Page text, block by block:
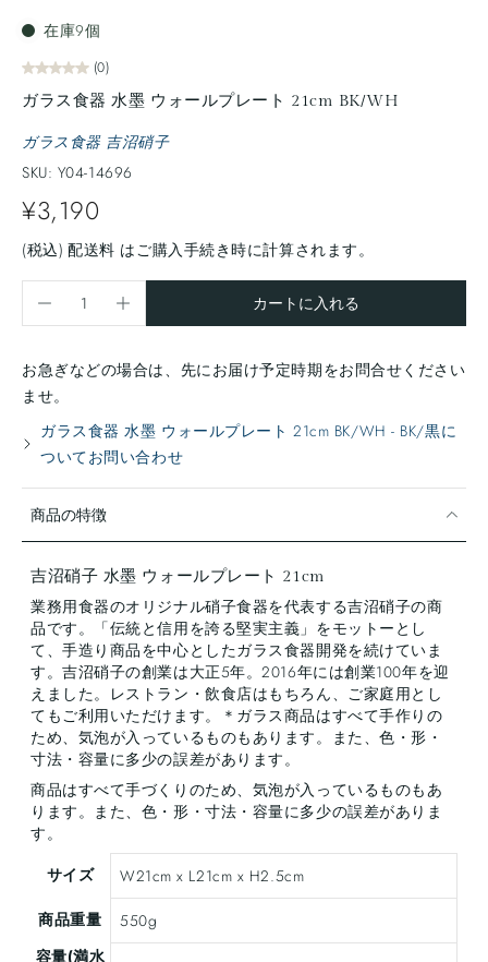
在庫9個
(0)
ガラス食器 水墨 ウォールプレート 21cm BK/WH
ガラス食器 吉沼硝子
SKU: Y04-14696
¥3,190
(税込) 配送料 はご購入手続き時に計算されます。
カートに入れる
お急ぎなどの場合は、先にお届け予定時期をお問合せください
ませ。
ガラス食器 水墨 ウォールプレート 21cm BK/WH - BK/黒に
ついてお問い合わせ
商品の特徴
吉沼硝子 水墨 ウォールプレート 21cm
業務用食器のオリジナル硝子食器を代表する吉沼硝子の商
品です。「伝統と信用を誇る堅実主義」をモットーとし
て、手造り商品を中心としたガラス食器開発を続けていま
す。吉沼硝子の創業は大正5年。2016年には創業100年を迎
えました。レストラン・飲食店はもちろん、ご家庭用とし
てもご利用いただけます。＊ガラス商品はすべて手作りの
ため、気泡が入っているものもあります。また、色・形・
寸法・容量に多少の誤差があります。
商品はすべて手づくりのため、気泡が入っているものもあ
ります。また、色・形・寸法・容量に多少の誤差がありま
す。
サイズ
W21cm x L21cm x H2.5cm
商品重量
550g
容量(満水